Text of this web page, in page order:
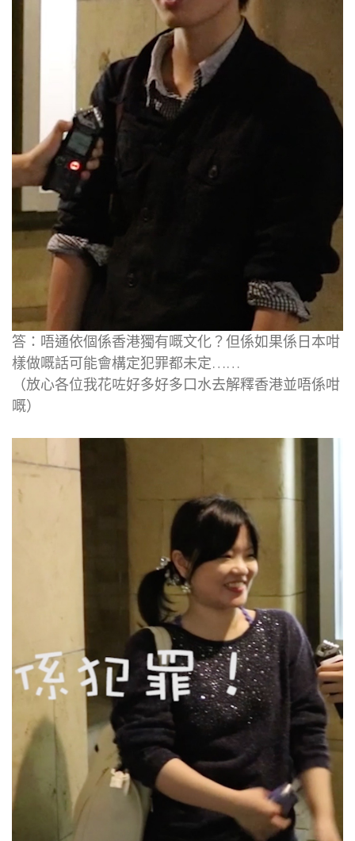
答：唔通依個係香港獨有嘅文化？但係如果係日本咁
樣做嘅話可能會構定犯罪都未定……
（放心各位我花咗好多好多口水去解釋香港並唔係咁
嘅）